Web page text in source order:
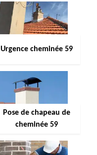
Urgence cheminée 59
Pose de chapeau de
cheminée 59